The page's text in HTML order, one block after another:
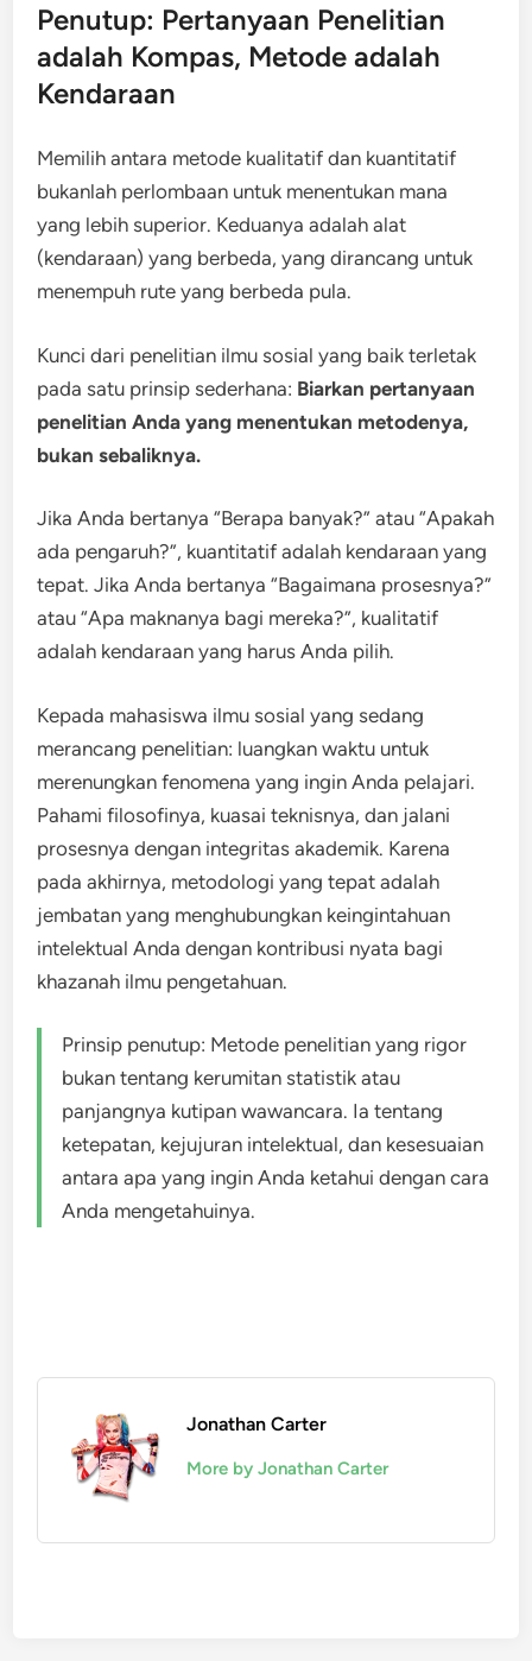
Penutup: Pertanyaan Penelitian
adalah Kompas, Metode adalah
Kendaraan
Memilih antara metode kualitatif dan kuantitatif
bukanlah perlombaan untuk menentukan mana
yang lebih superior. Keduanya adalah alat
(kendaraan) yang berbeda, yang dirancang untuk
menempuh rute yang berbeda pula.
Kunci dari penelitian ilmu sosial yang baik terletak
pada satu prinsip sederhana: Biarkan pertanyaan
penelitian Anda yang menentukan metodenya,
bukan sebaliknya.
Jika Anda bertanya “Berapa banyak?” atau “Apakah
ada pengaruh?”, kuantitatif adalah kendaraan yang
tepat. Jika Anda bertanya “Bagaimana prosesnya?”
atau “Apa maknanya bagi mereka?”, kualitatif
adalah kendaraan yang harus Anda pilih.
Kepada mahasiswa ilmu sosial yang sedang
merancang penelitian: luangkan waktu untuk
merenungkan fenomena yang ingin Anda pelajari.
Pahami filosofinya, kuasai teknisnya, dan jalani
prosesnya dengan integritas akademik. Karena
pada akhirnya, metodologi yang tepat adalah
jembatan yang menghubungkan keingintahuan
intelektual Anda dengan kontribusi nyata bagi
khazanah ilmu pengetahuan.
Prinsip penutup: Metode penelitian yang rigor
bukan tentang kerumitan statistik atau
panjangnya kutipan wawancara. Ia tentang
ketepatan, kejujuran intelektual, dan kesesuaian
antara apa yang ingin Anda ketahui dengan cara
Anda mengetahuinya.
Jonathan Carter
More by Jonathan Carter